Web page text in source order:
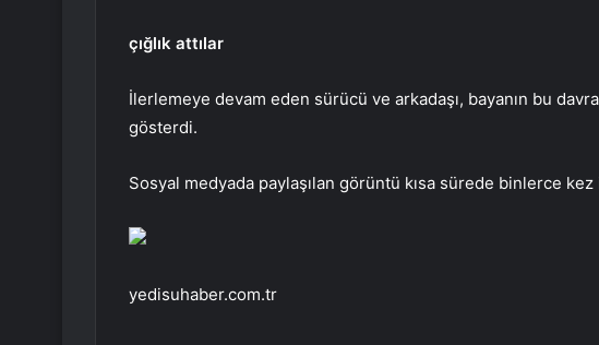
çığlık attılar
İlerlemeye devam eden sürücü ve arkadaşı, bayanın bu
gösterdi.
Sosyal medyada paylaşılan görüntü kısa sürede binlerce
yedisuhaber.com.tr